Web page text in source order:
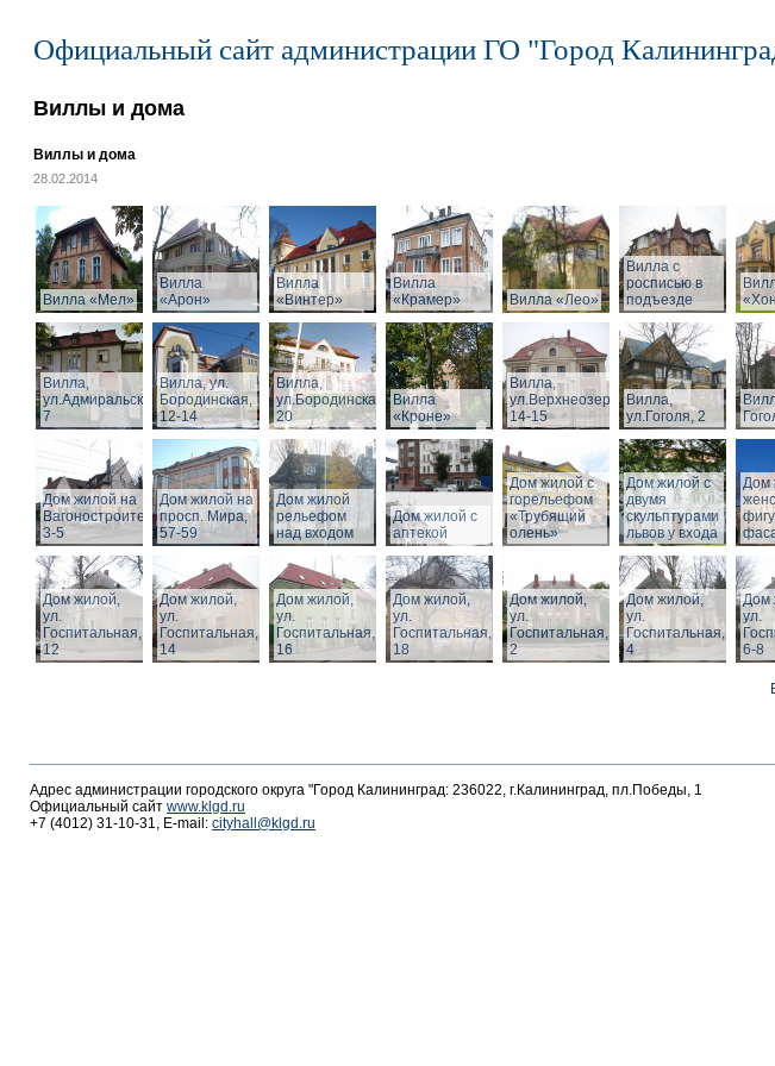
Официальный сайт администрации ГО "Город
Виллы и дома
Виллы и дома
28.02.2014
Вилла «Мел»
Вилла
«Арон»
Вилла
«Винтер»
Вилла
«Крамер»
Вилла «Лео»
Вилла с
росписью в
подъезде
Вилла,
ул.Адмиральская,
7
Вилла, ул.
Бородинская,
12-14
Вилла,
ул.Бородинская,
20
Вилла
«Кроне»
Вилла,
ул.Верхнеозерная,
14-15
Вилла,
ул.Гоголя, 2
Дом жилой на
Вагоностроительной
3-5
Дом жилой на
просп. Мира,
57-59
Дом жилой
рельефом
над входом
Дом жилой с
аптекой
Дом жилой с
горельефом
«Трубящий
олень»
Дом жилой с
двумя
скульптурами
львов у входа
Дом
Дом жилой,
ул.
Госпитальная,
12
Дом жилой,
ул.
Госпитальная,
14
Дом жилой,
ул.
Госпитальная,
16
Дом жилой,
ул.
Госпитальная,
18
Дом жилой,
ул.
Госпитальная,
2
Дом жилой,
ул.
Госпитальная,
4
Дом
ул.
6-8
Адрес администрации городского округа "Город Калининград: 236022, г.Калининград, пл.Победы, 1
Официальный сайт www.klgd.ru
+7 (4012) 31-10-31, E-mail: cityhall@klgd.ru